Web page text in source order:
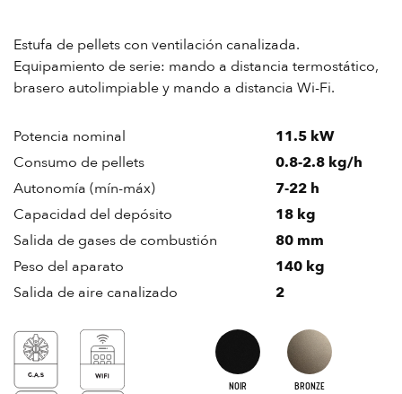
Estufa de pellets con ventilación canalizada.
Equipamiento de serie: mando a distancia termostático,
brasero autolimpiable y mando a distancia Wi-Fi.
Potencia nominal
11.5 kW
Consumo de pellets
0.8-2.8 kg/h
Autonomía (mín-máx)
7-22 h
Capacidad del depósito
18 kg
Salida de gases de combustión
80 mm
Peso del aparato
140 kg
Salida de aire canalizado
2
NOIR BRONZE